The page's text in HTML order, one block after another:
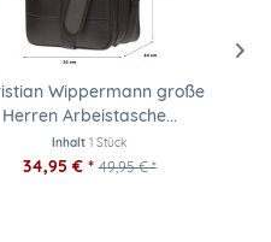
Wippermann große
Herren Arbeistasche...
Inhalt1 Stück
34,95 € * 49,95 € *